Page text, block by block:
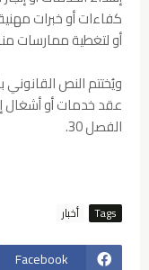
كفاءات أو خبرات
أو لتغطية ممارسات
عقد خدمات أو أشغال
الفصل 30.
Tags
Facebook